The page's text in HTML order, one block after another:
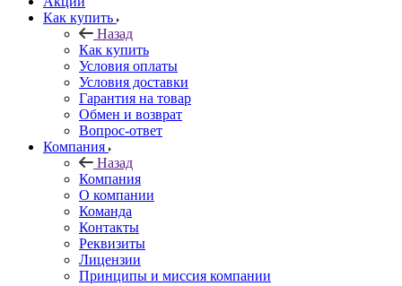
Как купить
Назад
Как купить
Условия оплаты
Условия доставки
Гарантия на товар
Обмен и возврат
Вопрос-ответ
Компания
Назад
Компания
О компании
Команда
Контакты
Реквизиты
Лицензии
Принципы и миссия компании